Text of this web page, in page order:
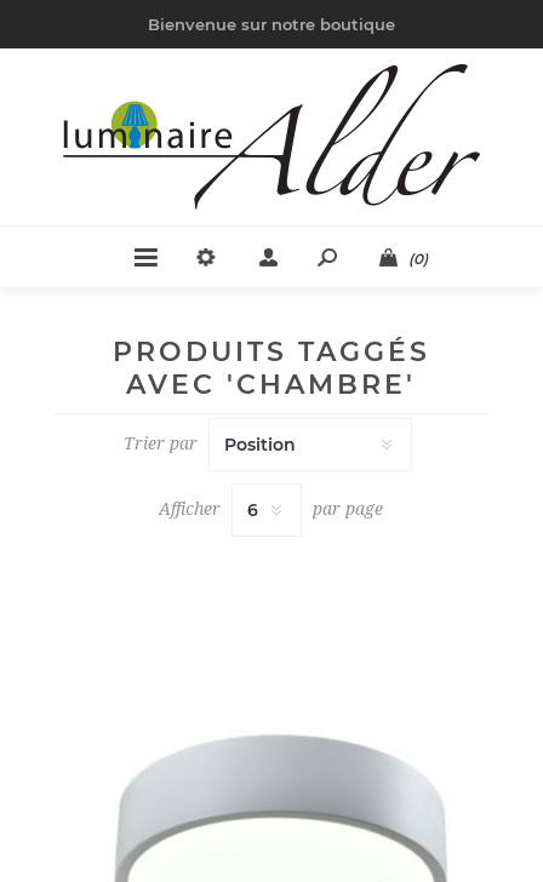
Bienvenue sur notre boutique
(0)
PRODUITS TAGGÉS
AVEC 'CHAMBRE'
Trier par
Afficher par page